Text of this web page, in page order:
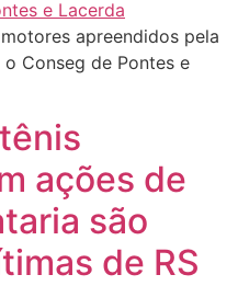
apreendidos pela
Conseg de Pontes e
ações de
são
de RS